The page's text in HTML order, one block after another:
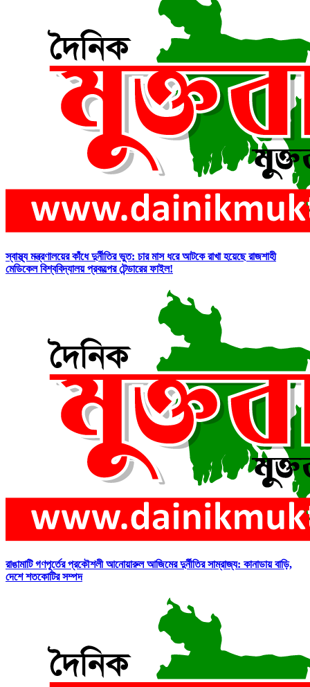
স্বাস্থ্য মন্ত্রণালয়ের কাঁধে দুর্নীতির ভুত: চার মাস ধরে আটকে রাখা হয়েছে রাজশাহী
মেডিকেল বিশ্ববিদ্যালয় প্রকল্পের টেন্ডারের ফাইল!
রাঙামাটি গণপূর্তের প্রকৌশলী আনোয়ারুল আজিমের দুর্নীতির সাম্রাজ্য: কানাডায় বাড়ি,
দেশে শতকোটির সম্পদ